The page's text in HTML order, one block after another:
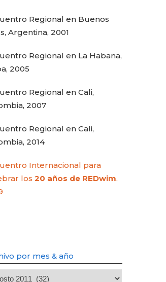
Regional en Buenos
Argentina, 2001
Regional en La Habana,
2005
Regional en Cali,
2007
Regional en Cali,
2014
Internacional para
los 20 años de REDwim.
por mes & año